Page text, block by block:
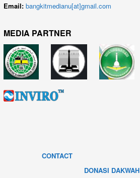
Email: bangkitmedianu[at]gmail.com
MEDIA PARTNER
CONTACT
DONASI DAKWAH